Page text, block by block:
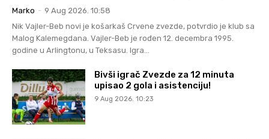
Marko - 9 Aug 2026. 10:58
Nik Vajler-Beb novi je košarkaš Crvene zvezde, potvrdio je klub sa
Malog Kalemegdana. Vajler-Beb je rođen 12. decembra 1995.
godine u Arlingtonu, u Teksasu. Igra...
Bivši igrač Zvezde za 12 minuta
upisao 2 gola i asistenciju!
9 Aug 2026. 10:23